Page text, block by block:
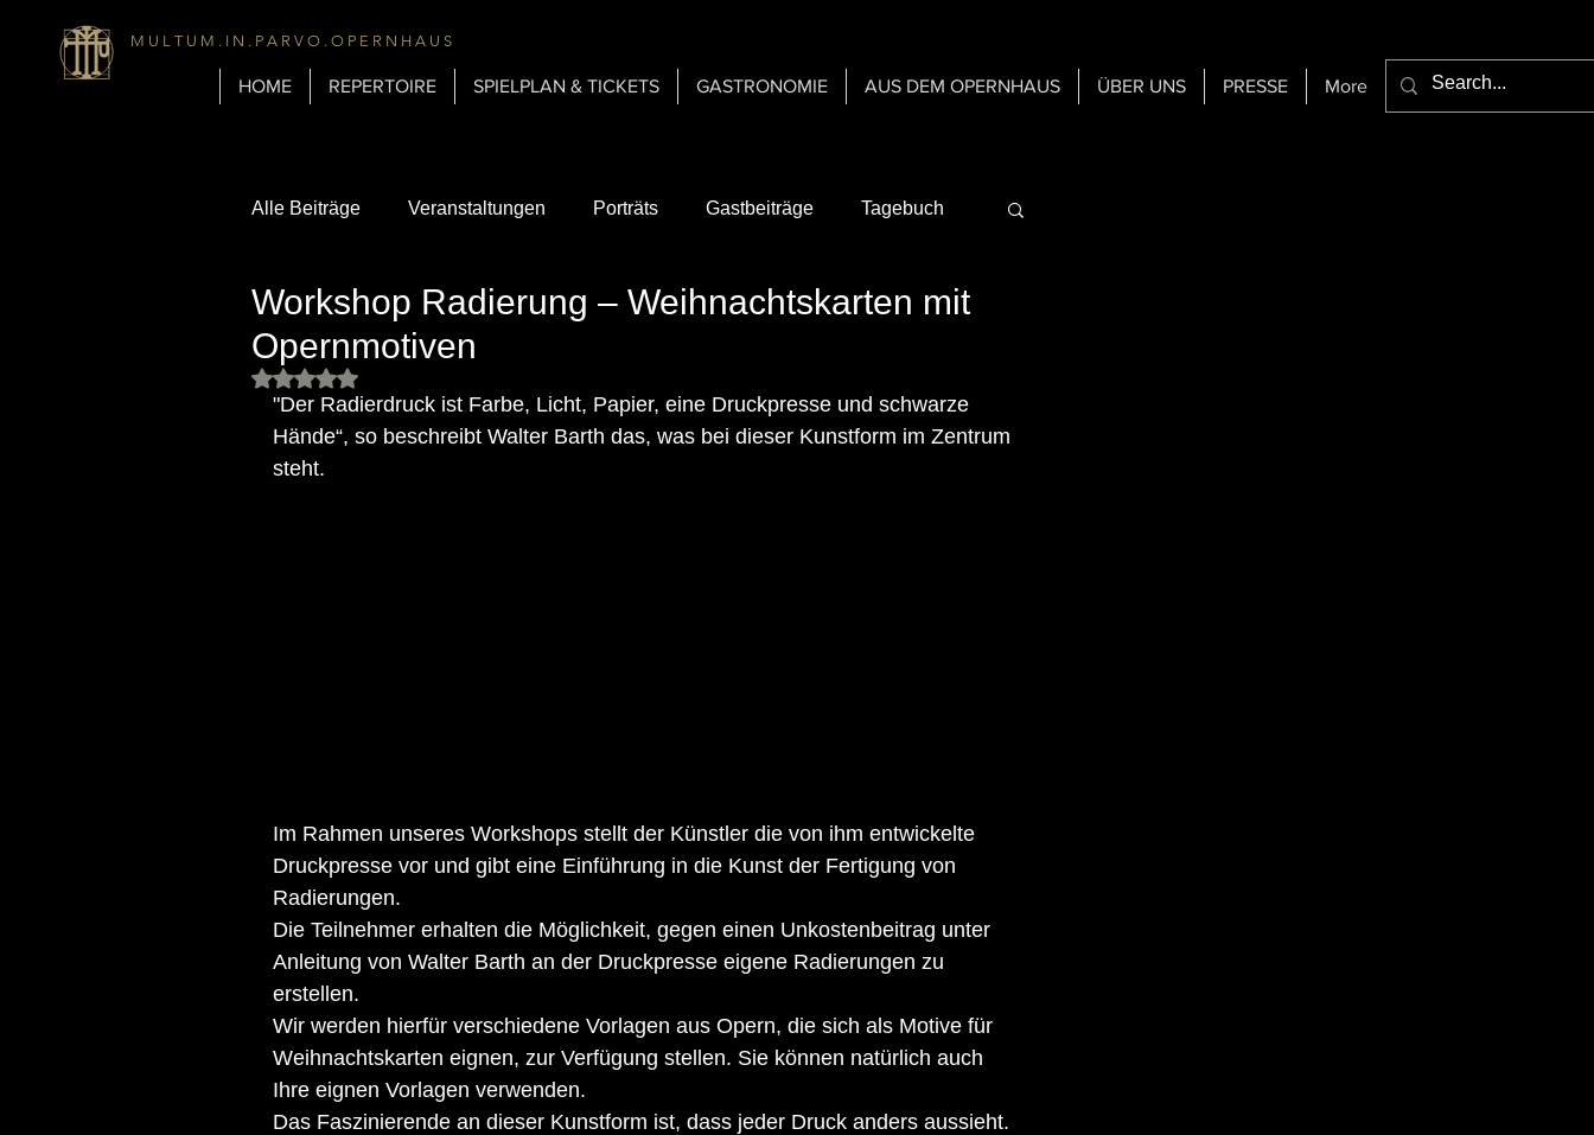
M U L T U M . I N . P A R V O . O P E R N H A U S
HOME REPERTOIRE SPIELPLAN & TICKETS GASTRONOMIE AUS DEM OPERNHAUS ÜBER UNS PRESSE More
Alle Beiträge Veranstaltungen Porträts Gastbeiträge Tagebuch
Biografien Über uns Gastspiele Hintergrundinformationen
Gastronomie Geschichte & Technik der Bühne
Workshop Radierung – Weihnachtskarten mit
Opernmotiven
Mit NaN von 5 Sternen bewertet.
"Der Radierdruck ist Farbe, Licht, Papier, eine Druckpresse und schwarze
Hände“, so beschreibt Walter Barth das, was bei dieser Kunstform im Zentrum
steht.
Im Rahmen unseres Workshops stellt der Künstler die von ihm entwickelte
Druckpresse vor und gibt eine Einführung in die Kunst der Fertigung von
Radierungen.
Die Teilnehmer erhalten die Möglichkeit, gegen einen Unkostenbeitrag unter
Anleitung von Walter Barth an der Druckpresse eigene Radierungen zu
erstellen.
Wir werden hierfür verschiedene Vorlagen aus Opern, die sich als Motive für
Weihnachtskarten eignen, zur Verfügung stellen. Sie können natürlich auch
Ihre eignen Vorlagen verwenden.
Das Faszinierende an dieser Kunstform ist, dass jeder Druck anders aussieht.